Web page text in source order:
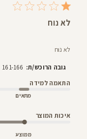
לא נוח
לא נוח
גובה הרוכש/ת: 161-166
התאמה למידה
מתאים
איכות המוצר
ממוצע